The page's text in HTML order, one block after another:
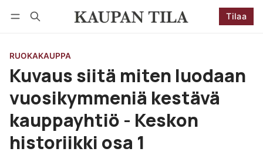
Tilaa
RUOKAKAUPPA
Kuvaus siitä miten luodaan
vuosikymmeniä kestävä
kauppayhtiö - Keskon
historiikki osa 1